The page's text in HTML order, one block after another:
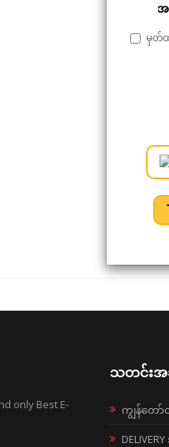
အ
မှတ်ထ
only Best E-
သတင်း
ကျွန်တော်